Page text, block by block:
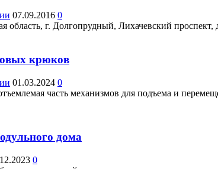
07.09.2016 0
область, г. Долгопрудный, Лихачевский
крюков
01.03.2024 0
часть механизмов для подъема и
дома
0